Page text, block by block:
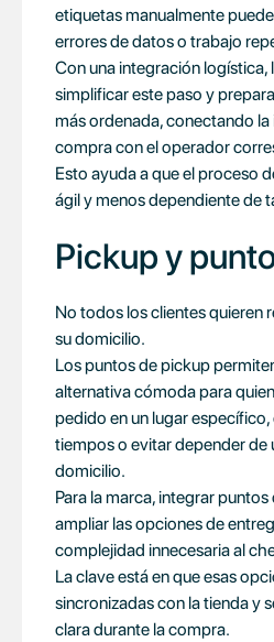
etiquetas manualmente
errores de datos o trabajo
Con una integración logística,
simplificar este paso y
más ordenada, conectando
compra con el operador
Esto ayuda a que el proceso
ágil y menos dependiente de
Pickup y
No todos los clientes quieren
su domicilio.
Los puntos de pickup
alternativa cómoda para
pedido en un lugar
tiempos o evitar depender de
domicilio.
Para la marca, integrar
ampliar las opciones de
complejidad innecesaria al
La clave está en que esas
sincronizadas con la tienda y
clara durante la compra.